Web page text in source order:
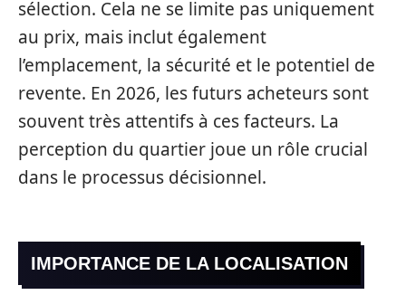
sélection. Cela ne se limite pas uniquement
au prix, mais inclut également
l’emplacement, la sécurité et le potentiel de
revente. En 2026, les futurs acheteurs sont
souvent très attentifs à ces facteurs. La
perception du quartier joue un rôle crucial
dans le processus décisionnel.
IMPORTANCE DE LA LOCALISATION